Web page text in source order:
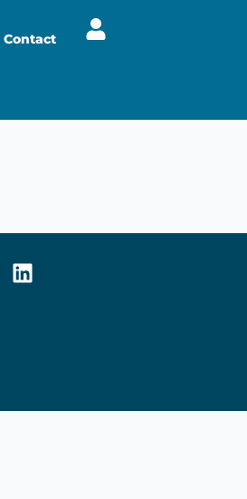
Contact